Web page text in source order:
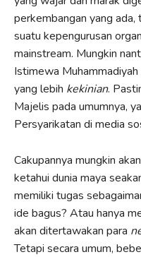
perkembangan yang
suatu kepengurusan
mainstream. Mungkin
Istimewa
yang lebih kekinian.
Majelis pada umumnya,
Persyarikatan di media
Cakupannya mungkin
ketahui dunia maya
memiliki tugas
ide bagus? Atau hanya
akan ditertawakan para
Tetapi secara umum,